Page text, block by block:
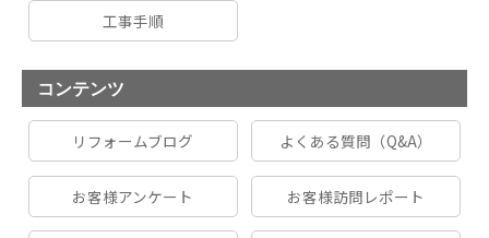
工事手順
コンテンツ
リフォームブログ よくある質問（Q&A）
お客様アンケート お客様訪問レポート